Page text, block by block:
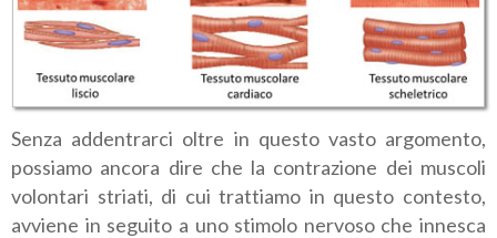
Senza addentrarci oltre in questo vasto argomento,
possiamo ancora dire che la contrazione dei muscoli
volontari striati, di cui trattiamo in questo contesto,
avviene in seguito a uno stimolo nervoso che innesca